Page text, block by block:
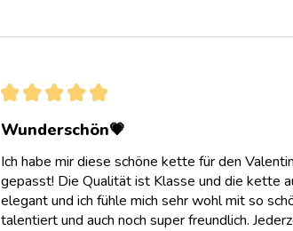
★ ★ ★ ★ ★
Wunderschön💗
Ich habe mir diese schöne kette für den
gepasst! Die Qualität ist Klasse und die kette
elegant und ich fühle mich sehr wohl mit so
talentiert und auch noch super freundlich.